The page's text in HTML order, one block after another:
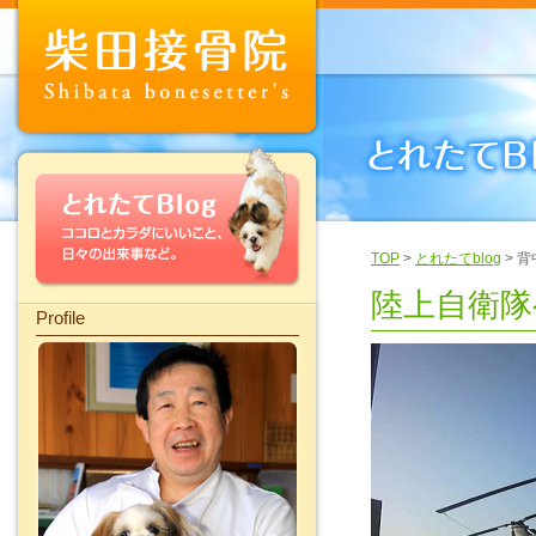
Profile
TOP > とれたてblog > 背
陸上自衛